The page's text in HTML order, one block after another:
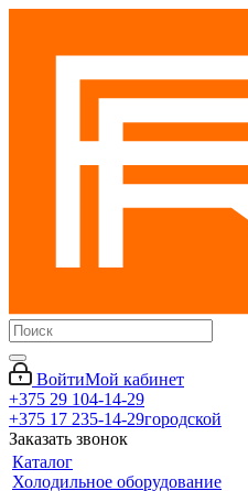
ВойтиМой кабинет
+375 29 104-14-29
+375 17 235-14-29городской
Заказать звонок
Каталог
Холодильное оборудование